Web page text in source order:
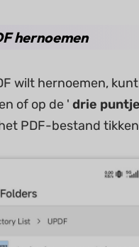
hernoemen
wilt hernoemen,
of op de ' drie
PDF-bestand